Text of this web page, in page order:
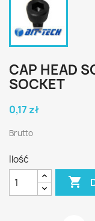
CAP HEAD
SOCKET
0,17 zł
Brutto
Ilość
